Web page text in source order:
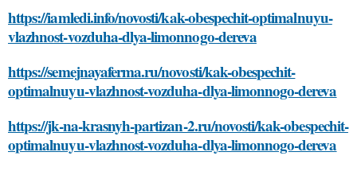
https://iamledi.info/novosti/kak-obespechit-optimalnuyu-
vlazhnost-vozduha-dlya-limonnogo-dereva
https://semejnayaferma.ru/novosti/kak-obespechit-
optimalnuyu-vlazhnost-vozduha-dlya-limonnogo-dereva
https://jk-na-krasnyh-partizan-2.ru/novosti/kak-obespechit-
optimalnuyu-vlazhnost-vozduha-dlya-limonnogo-dereva